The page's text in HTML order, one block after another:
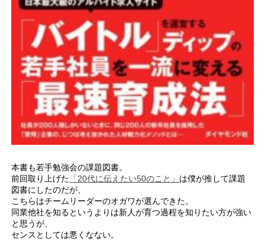
本書も若手勉強会の課題図書。
前回取り上げた 「20代に伝えたい50のこと」 は僕が推して課題
図書にしたのだが、
こちらはチームリーダーのオガワが選んできた。
同業他社を知るというよりは新人が育つ過程を知りたい方が強い
と思うが、
センスとしては悪くなない。